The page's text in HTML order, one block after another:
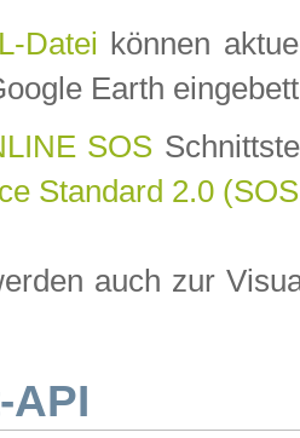
Datei können
Earth
SOS
Standard 2.0
auch zur
API